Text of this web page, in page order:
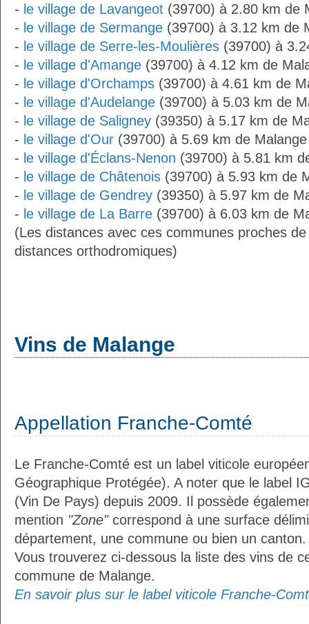
- le village de Lavangeot (39700) à 2.80 km de
- le village de Sermange (39700) à 3.12 km de
- le village de Serre-les-Moulières (39700) à
- le village d'Amange (39700) à 4.12 km de
- le village d'Orchamps (39700) à 4.61 km de
- le village d'Audelange (39700) à 5.03 km de
- le village de Saligney (39350) à 5.17 km de
- le village d'Our (39700) à 5.69 km de Malange
- le village d'Éclans-Nenon (39700) à 5.81 km
- le village de Châtenois (39700) à 5.93 km de
- le village de Gendrey (39350) à 5.97 km de
- le village de La Barre (39700) à 6.03 km de
(Les distances avec ces communes proches
distances orthodromiques)
Vins de Malange
Appellation Franche-Comté
Le Franche-Comté est un label viticole
Géographique Protégée). A noter que le label
(Vin De Pays) depuis 2009. Il possède
mention "Zone"correspond à une surface
département, une commune ou bien un canton.
Vous trouverez ci-dessous la liste des vins de
commune de Malange.
En savoir plus sur le label viticole Franche-